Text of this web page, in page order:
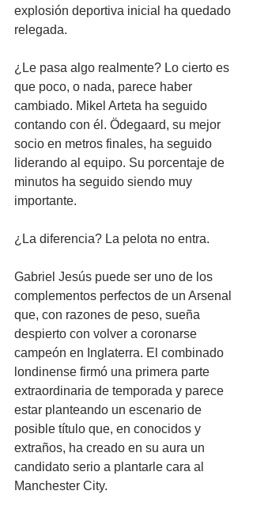
explosión deportiva inicial ha quedado
relegada.
¿Le pasa algo realmente? Lo cierto es
que poco, o nada, parece haber
cambiado. Mikel Arteta ha seguido
contando con él. Ödegaard, su mejor
socio en metros finales, ha seguido
liderando al equipo. Su porcentaje de
minutos ha seguido siendo muy
importante.
¿La diferencia? La pelota no entra.
Gabriel Jesús puede ser uno de los
complementos perfectos de un Arsenal
que, con razones de peso, sueña
despierto con volver a coronarse
campeón en Inglaterra. El combinado
londinense firmó una primera parte
extraordinaria de temporada y parece
estar planteando un escenario de
posible título que, en conocidos y
extraños, ha creado en su aura un
candidato serio a plantarle cara al
Manchester City.